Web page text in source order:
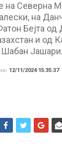
на Северна
на
Бејта од
и од
Јашари.
12/11/2024 15:35:37